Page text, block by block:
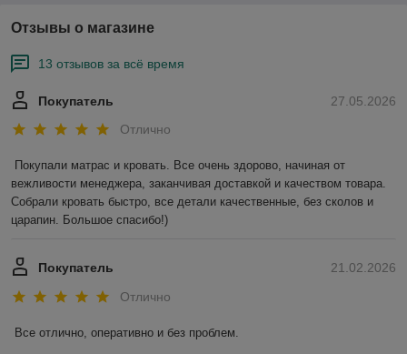
Отзывы о магазине
13 отзывов за всё время
27.05.2026
Покупатель
Отлично
Покупали матрас и кровать. Все очень здорово, начиная от
вежливости менеджера, заканчивая доставкой и качеством товара.
Собрали кровать быстро, все детали качественные, без сколов и
царапин. Большое спасибо!)
21.02.2026
Покупатель
Отлично
Все отлично, оперативно и без проблем.